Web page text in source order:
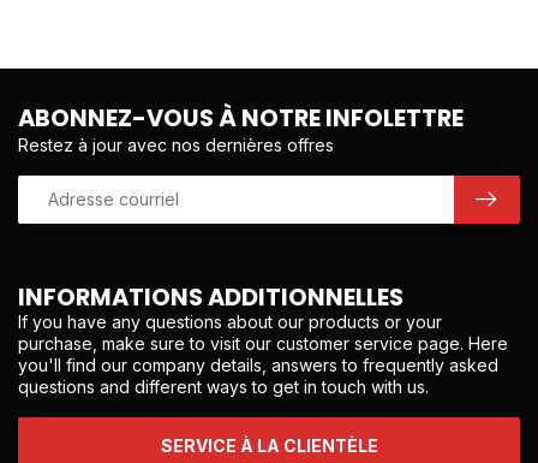
INFORMATIONS ADDITIONNELLES
If you have any questions about our products or your
purchase, make sure to visit our customer service page. Here
you'll find our company details, answers to frequently asked
questions and different ways to get in touch with us.
SERVICE À LA CLIENTÈLE
ABONNEZ-VOUS À NOTRE INFOLETTRE
Restez à jour avec nos dernières offres